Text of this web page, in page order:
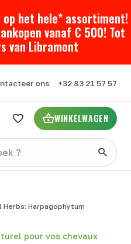
het hele* assortiment!
vanaf € 500! Tot
van Libramont
ons +32 83 21 57 57
WINKELWAGEN
Herbs: Harpagophytum
pour vos chevaux